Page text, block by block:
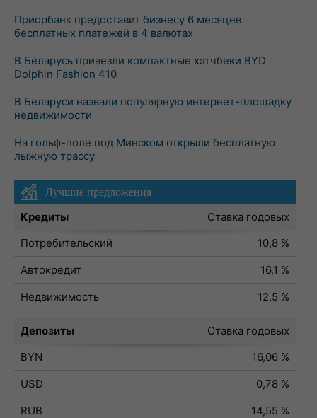
Приорбанк предоставит бизнесу 6 месяцев
бесплатных платежей в 4 валютах
В Беларусь привезли компактные хэтчбеки BYD
Dolphin Fashion 410
В Беларуси назвали популярную интернет-площадку
недвижимости
На гольф-поле под Минском открыли бесплатную
лыжную трассу
Лучшие предложения
Кредиты
Ставка годовых
Потребительский
10,8 %
Автокредит
16,1 %
Недвижимость
12,5 %
Депозиты
Ставка годовых
BYN
16,06 %
USD
0,78 %
RUB
14,55 %